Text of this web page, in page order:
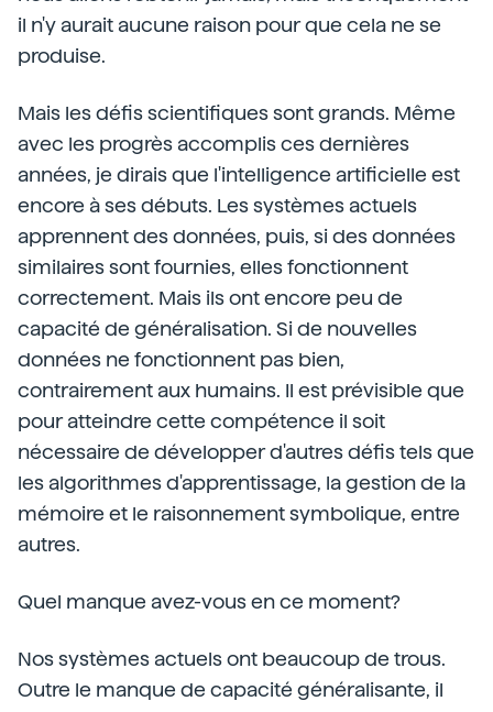
il n'y aurait aucune raison pour que cela ne se
produise.
Mais les défis scientifiques sont grands. Même
avec les progrès accomplis ces dernières
années, je dirais que l'intelligence artificielle est
encore à ses débuts. Les systèmes actuels
apprennent des données, puis, si des données
similaires sont fournies, elles fonctionnent
correctement. Mais ils ont encore peu de
capacité de généralisation. Si de nouvelles
données ne fonctionnent pas bien,
contrairement aux humains. Il est prévisible que
pour atteindre cette compétence il soit
nécessaire de développer d'autres défis tels que
les algorithmes d'apprentissage, la gestion de la
mémoire et le raisonnement symbolique, entre
autres.
Quel manque avez-vous en ce moment?
Nos systèmes actuels ont beaucoup de trous.
Outre le manque de capacité généralisante, il